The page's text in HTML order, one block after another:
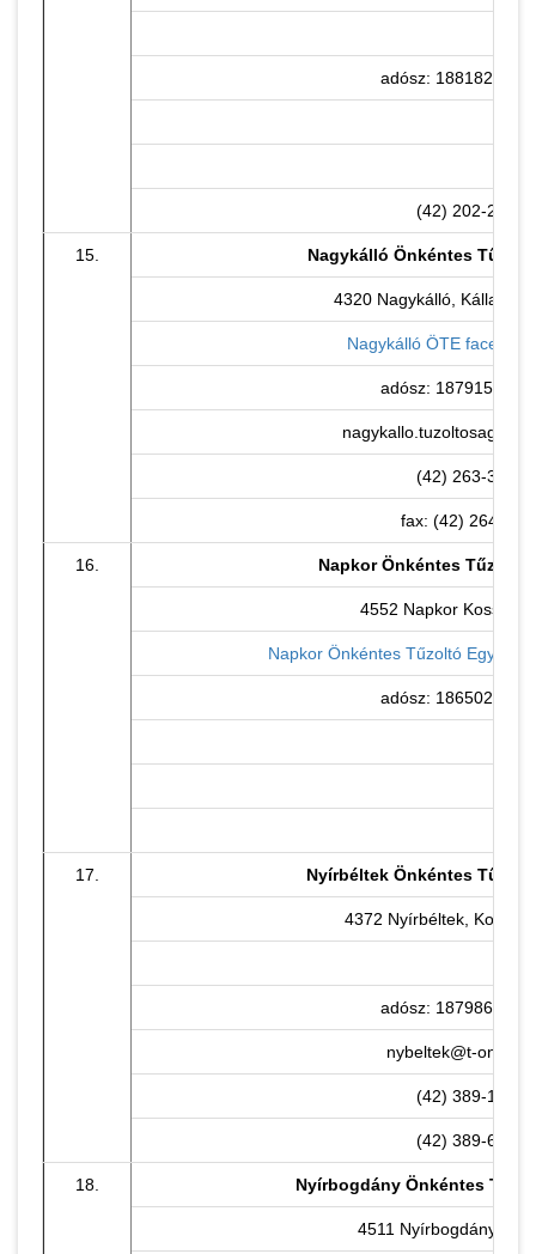
adósz: 18818297-
(42) 202-202
15. Nagykálló Önkéntes
4320 Nagykálló, Kállai
Nagykálló ÖTE
adósz: 18791532-
(42) 263-336
fax: (42) 264-480
16. Napkor Önkéntes Tűzoltó
4552 Napkor Kossuth
Napkor Önkéntes Tűzoltó
adósz: 18650291-
17. Nyírbéltek Önkéntes
4372 Nyírbéltek,
adósz: 18798625-
nybeltek@t-
(42) 389-155
(42) 389-612
18. Nyírbogdány Önkéntes
4511 Nyírbogdány,